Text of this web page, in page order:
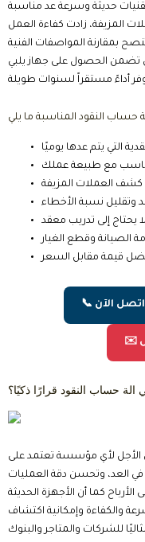
حديثة وسرعة عد مناسبة
زادت كفاءة العمل
بمقارنة المواصفات الفنية
تضمن الحصول على جهاز يلبي
📞 اتصل الآن
الة حساب النقود قرارًا ذكيًا؟
الأجل لأي مؤسسة تعتمد على
في العد، وتحسن دقة العمليات
الأرباح كما أن الأجهزة الحديثة
والكفاءة وإمكانية اكتشاف
للشركات والمتاجر والبنوك